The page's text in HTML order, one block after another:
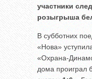
участники
розыгрыша
В субботних
«Нова»
«Охрана-
дома проиграл